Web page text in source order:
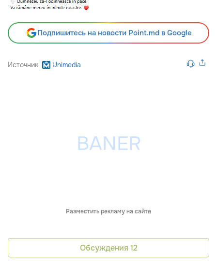
Подпишитесь на новости Point.md в Google
Источник Unimedia
Разместить рекламу на сайте
Обсуждения 12